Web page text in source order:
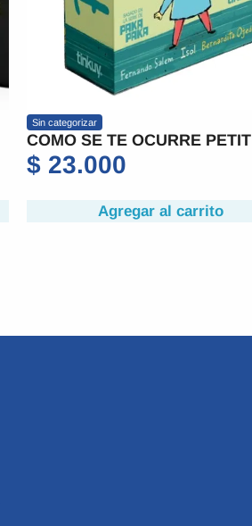
Sin categorizar
COMO SE TE OCURRE PETIT
$ 23.000
Agregar al carrito